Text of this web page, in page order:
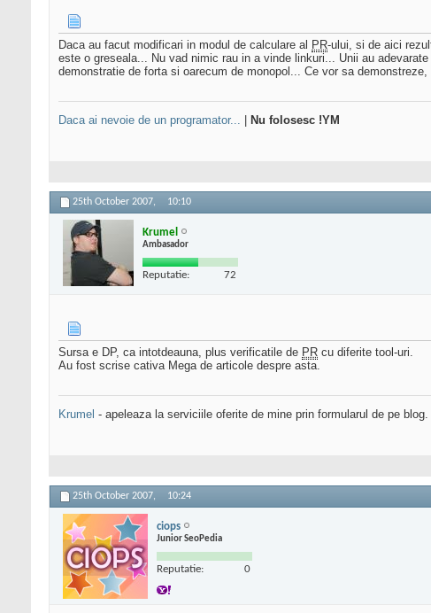
Daca au facut modificari in modul de calculare al PR-ului, si de aici
este o greseala... Nu vad nimic rau in a vinde linkuri... Unii au
demonstratie de forta si oarecum de monopol... Ce vor sa demonstreze,
Daca ai nevoie de un programator... Nu folosesc !YM
25th October 2007, 10:10
Krumel
Ambasador
Reputatie: 72
Sursa e DP, ca intotdeauna, plus verificatile de PR cu diferite tool-uri.
Au fost scrise cativa Mega de articole despre asta.
Krumel - apeleaza la serviciile oferite de mine prin formularul de pe blog.
25th October 2007, 10:24
ciops
Junior SeoPedia
Reputatie: 0